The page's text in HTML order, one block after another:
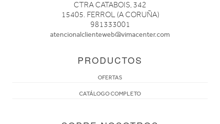
CTRA CATABOIS, 342
15405. FERROL (A CORUÑA)
981333001
atencionalclienteweb@vimacenter.com
PRODUCTOS
OFERTAS
CATÁLOGO COMPLETO